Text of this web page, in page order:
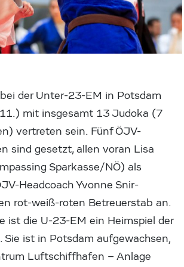
der Unter-23-EM in Potsdam
mit insgesamt 13 Judoka (7
vertreten sein. Fünf ÖJV-
sind gesetzt, allen voran Lisa
Sparkasse/NÖ) als
Headcoach Yvonne Snir-
rot-weiß-roten Betreuerstab an.
ist die U-23-EM ein Heimspiel der
Sie ist in Potsdam aufgewachsen,
Luftschiffhafen – Anlage